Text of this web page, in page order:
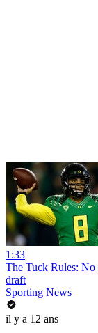
1:33
The Tuck Rules: No
draft
Sporting News
il y a 12 ans